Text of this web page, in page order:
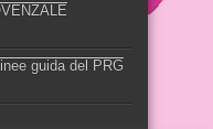
guida del PRG